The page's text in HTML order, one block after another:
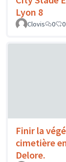
Lyon 8
Clovis
0 0
Finir la
cimetière
Delore.